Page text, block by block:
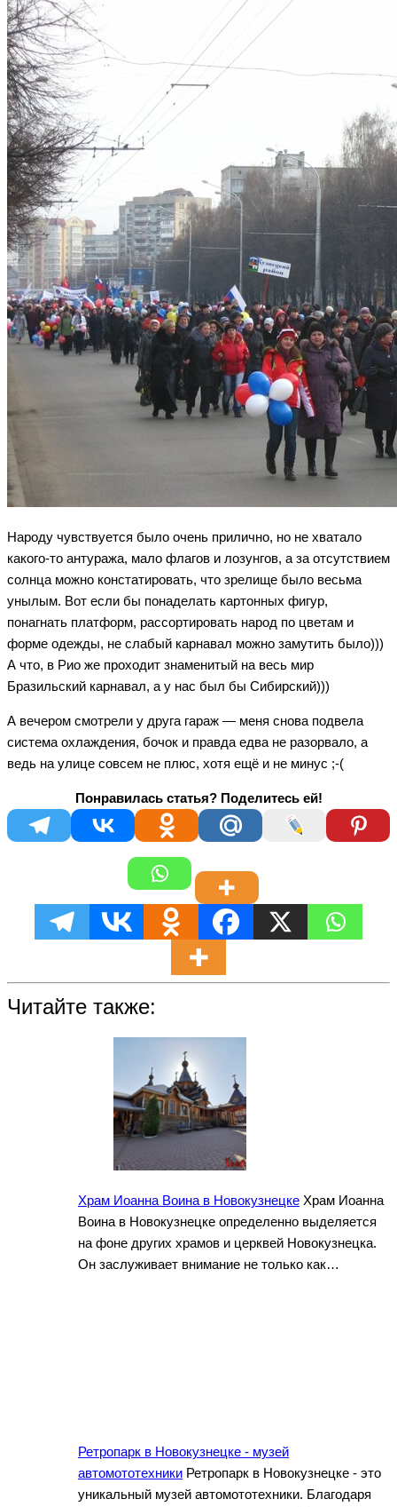
Народу чувствуется было очень прилично, но не хватало
какого-то антуража, мало флагов и лозунгов, а за отсутствием
солнца можно констатировать, что зрелище было весьма
унылым. Вот если бы понаделать картонных фигур,
понагнать платформ, рассортировать народ по цветам и
форме одежды, не слабый карнавал можно замутить было)))
А что, в Рио же проходит знаменитый на весь мир
Бразильский карнавал, а у нас был бы Сибирский)))
А вечером смотрели у друга гараж — меня снова подвела
система охлаждения, бочок и правда едва не разорвало, а
ведь на улице совсем не плюс, хотя ещё и не минус ;-(
Понравилась статья? Поделитесь ей!
Читайте также:
Храм Иоанна Воина в Новокузнецке Храм Иоанна
Воина в Новокузнецке определенно выделяется
на фоне других храмов и церквей Новокузнецка.
Он заслуживает внимание не только как…
Ретропарк в Новокузнецке - музей
автомототехники Ретропарк в Новокузнецке - это
уникальный музей автомототехники. Благодаря